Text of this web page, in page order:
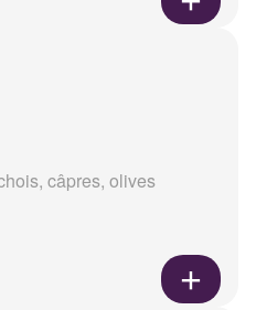
câpres, olives